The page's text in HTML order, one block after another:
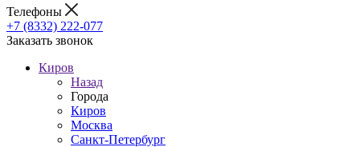
Телефоны
+7 (8332) 222-077
Заказать звонок
Киров
Назад
Города
Киров
Москва
Санкт-Петербург